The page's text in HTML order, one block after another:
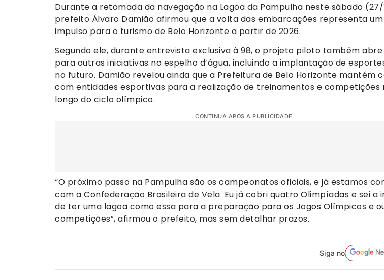
Durante a retomada da navegação na Lagoa da Pampulha neste sábado (27/
prefeito Álvaro Damião afirmou que a volta das embarcações representa
impulso para o turismo de Belo Horizonte a partir de 2026.
Segundo ele, durante entrevista exclusiva à 98, o projeto piloto também
para outras iniciativas no espelho d’água, incluindo a implantação de
no futuro. Damião revelou ainda que a Prefeitura de Belo Horizonte mantém
com entidades esportivas para a realização de treinamentos e competições
longo do ciclo olímpico.
CONTINUA APÓS A PUBLICIDADE
“O próximo passo na Pampulha são os campeonatos oficiais, e já estamos
com a Confederação Brasileira de Vela. Eu já cobri quatro Olimpíadas e sei a
de ter uma lagoa como essa para a preparação para os Jogos Olímpicos e
competições”, afirmou o prefeito, mas sem detalhar prazos.
Siga no